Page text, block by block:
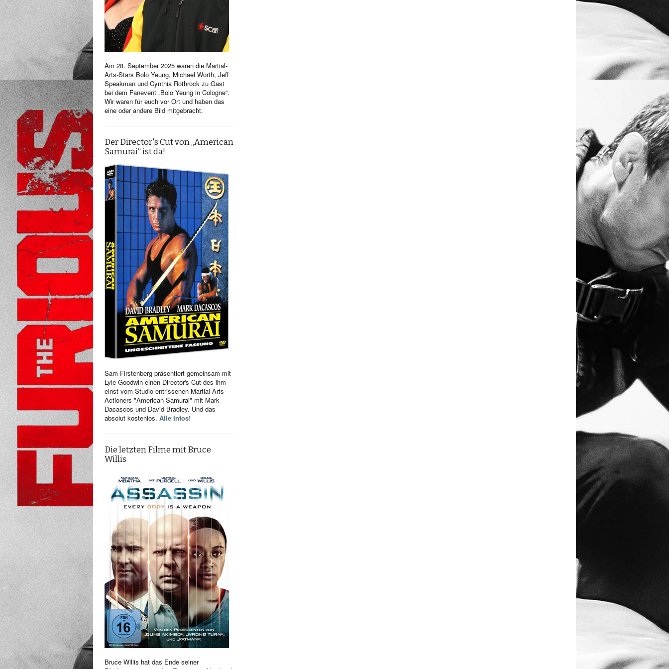
Am 28. September 2025 waren die Martial-
Arts-Stars Bolo Yeung, Michael Worth, Jeff
Speakman und Cynthia Rothrock zu Gast
bei dem Fanevent „Bolo Yeung in Cologne“.
Wir waren für euch vor Ort und haben das
eine oder andere Bild mitgebracht.
Der Director's Cut von „American
Samurai“ ist da!
Sam Firstenberg präsentiert gemeinsam mit
Lyle Goodwin einen Director's Cut des ihm
einst vom Studio entrissenen Martial-Arts-
Actioners "American Samurai" mit Mark
Dacascos und David Bradley. Und das
absolut kostenlos. Alle Infos!
Die letzten Filme mit Bruce
Willis
Bruce Willis hat das Ende seiner